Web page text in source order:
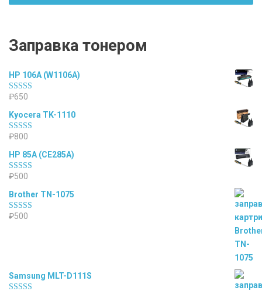
Заправка тонером
HP 106A (W1106A)
Оценка
₽650
Kyocera TK-1110
Оценка
₽800
HP 85A (CE285A)
Оценка
₽500
Brother TN-1075
Оценка
₽500
Samsung MLT-D111S